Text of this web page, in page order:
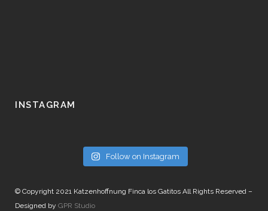
INSTAGRAM
Follow on Instagram
© Copyright 2021 Katzenhoffnung Finca los Gatitos All Rights Reserved –
Designed by GPR Studio